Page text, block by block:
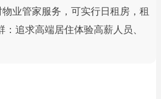
业管家服务，可实行日租房，租
追求高端居住体验高薪人员、